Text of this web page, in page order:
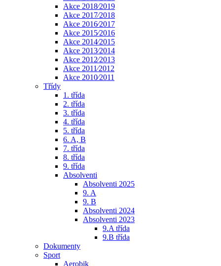
Akce 2018⁄2019
Akce 2017⁄2018
Akce 2016⁄2017
Akce 2015⁄2016
Akce 2014⁄2015
Akce 2013⁄2014
Akce 2012⁄2013
Akce 2011⁄2012
Akce 2010⁄2011
Třídy
1. třída
2. třída
3. třída
4. třída
5. třída
6. A, B
7. třída
8. třída
9. třída
Absolventi
Absolventi 2025
9. A
9. B
Absolventi 2024
Absolventi 2023
9.A třída
9.B třída
Dokumenty
Sport
Aerobik